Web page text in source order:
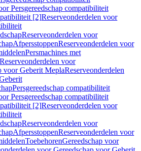
Persgereedschap compatibiliteit
[2]Reserveonderdelen voor
Reserveonderdelen voor
AfpersstoppenReserveonderdelen voor
Persmachines met
Reserveonderdelen voor
voor Geberit MeplaReserveonderdelen
Persgereedschap compatibiliteit
Persgereedschap compatibiliteit
[2]Reserveonderdelen voor
Reserveonderdelen voor
AfpersstoppenReserveonderdelen voor
ToebehorenGereedschap voor